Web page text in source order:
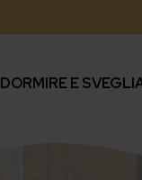
DORMIRE E